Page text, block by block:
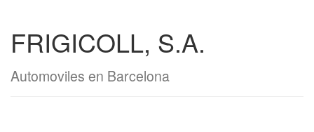
FRIGICOLL, S.A.
Automoviles en Barcelona